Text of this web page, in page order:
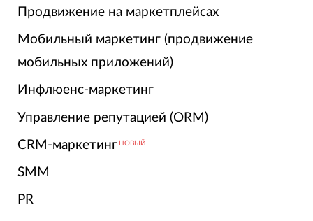
Продвижение на маркетплейсах
Мобильный маркетинг (продвижение
мобильных приложений)
Инфлюенс-маркетинг
Управление репутацией (ORM)
CRM-маркетинг НОВЫЙ
SMM
PR